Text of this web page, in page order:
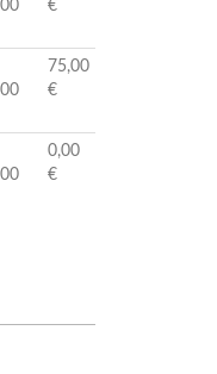
€
75,00
€
0,00
€